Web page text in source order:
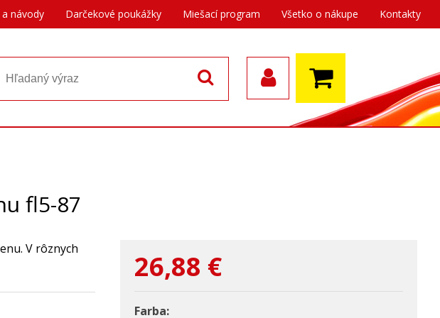
a návody Darčekové poukážky Miešací program Všetko o nákupe Kontakty
fl5-87
26,88 €
Farba:
V rôznych